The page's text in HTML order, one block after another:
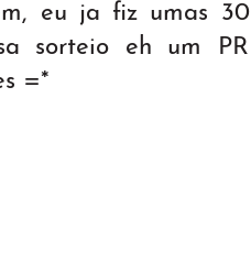
eu ja fiz umas
sorteio eh um
=*